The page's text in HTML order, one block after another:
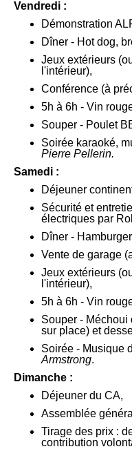
Vendredi :
Démonstration
Dîner - Hot dog,
Jeux extérieurs
l'intérieur),
Conférence (à
5h à 6h - Vin
Souper - Poulet
Soirée karaoké,
Pierre Pellerin.
Samedi :
Déjeuner
Sécurité et
électriques par
Dîner -
Vente de garage
Jeux extérieurs
l'intérieur),
5h à 6h - Vin
Souper - Méchoui
sur place) et
Soirée - Musique
Armstrong.
Dimanche :
Déjeuner du CA,
Assemblée
Tirage des prix :
contribution